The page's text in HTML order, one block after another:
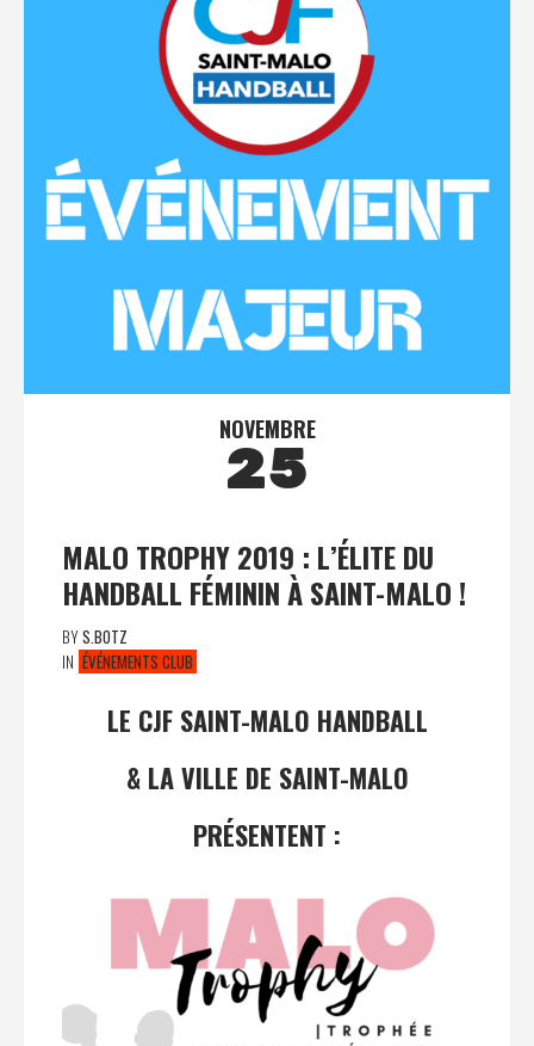
NOVEMBRE
25
MALO TROPHY 2019 : L’ÉLITE DU
HANDBALL FÉMININ À SAINT-MALO !
BYS.BOTZ
IN ÉVÉNEMENTS CLUB
LE CJF SAINT-MALO HANDBALL
& LA VILLE DE SAINT-MALO
PRÉSENTENT :